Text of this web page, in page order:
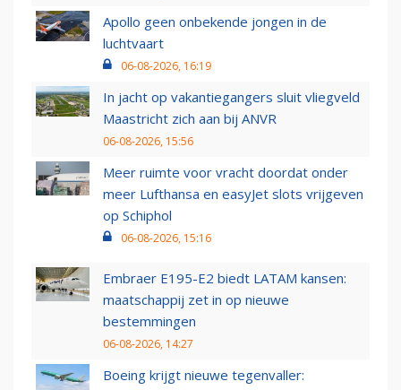
Apollo geen onbekende jongen in de
luchtvaart
06-08-2026, 16:19
In jacht op vakantiegangers sluit vliegveld
Maastricht zich aan bij ANVR
06-08-2026, 15:56
Meer ruimte voor vracht doordat onder
meer Lufthansa en easyJet slots vrijgeven
op Schiphol
06-08-2026, 15:16
Embraer E195-E2 biedt LATAM kansen:
maatschappij zet in op nieuwe
bestemmingen
06-08-2026, 14:27
Boeing krijgt nieuwe tegenvaller: